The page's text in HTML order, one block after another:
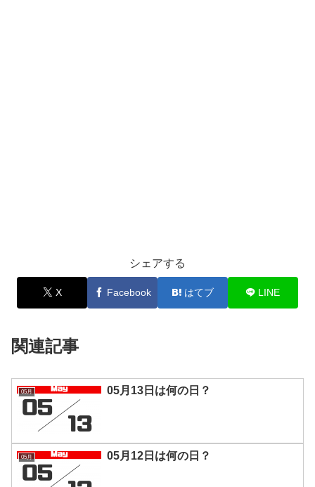
シェアする
X Facebook はてブ LINE
関連記事
05月 05月13日は何の日？
05月 05月12日は何の日？